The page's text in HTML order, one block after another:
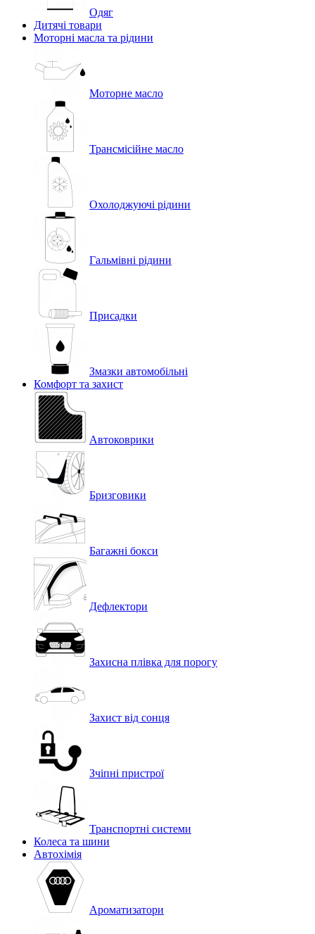
Одяг
Дитячі товари
Моторні масла та рідини
Моторне масло
Трансмісійне масло
Охолоджуючі рідини
Гальмівні рідини
Присадки
Змазки автомобільні
Комфорт та захист
Автоковрики
Бризговики
Багажні бокси
Дефлектори
Захисна плівка для порогу
Захист від сонця
Зчіпні пристрої
Транспортні системи
Колеса та шини
Автохімія
Ароматизатори